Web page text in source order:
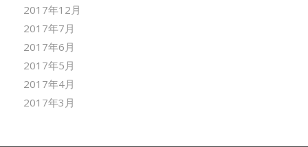
2017年12月
2017年7月
2017年6月
2017年5月
2017年4月
2017年3月